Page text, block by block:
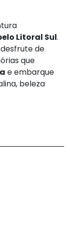
Litoral Sul.
de
que
e embarque
beleza